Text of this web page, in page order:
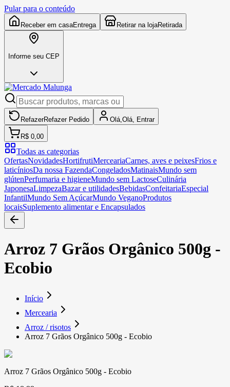
Pular para o conteúdo
Receber em casaEntrega Retirar na lojaRetirada
Informe seu CEP
RefazerRefazer Pedido Olá, Olá, Entrar
R$ 0,00
Todas as categorias
OfertasNovidadesHortifrutiMerceariaCarnes, aves e peixesFrios e
laticíniosDa nossa FazendaCongeladosMatinaisMundo sem
glútenPerfumaria e higieneMundo sem LactoseCulinária
JaponesaLimpezaBazar e utilidadesBebidasConfeitariaEspecial
InfantilMundo Sem AçúcarMundo VeganoProdutos
locaisSuplemento alimentar e Encapsulados
Arroz 7 Grãos Orgânico 500g -
Ecobio
Início
Mercearia
Arroz / risotos
Arroz 7 Grãos Orgânico 500g - Ecobio
Arroz 7 Grãos Orgânico 500g - Ecobio